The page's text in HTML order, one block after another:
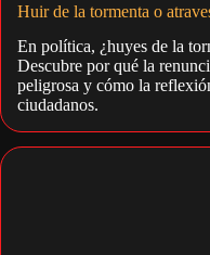
Huir de la tormenta o
En política, ¿huyes de la
Descubre por qué la
peligrosa y cómo la
ciudadanos.